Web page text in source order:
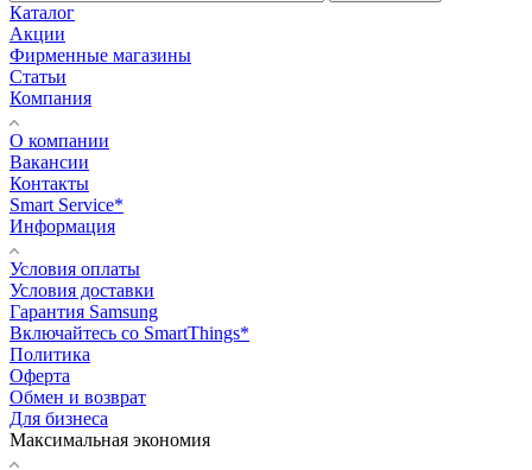
Каталог
Акции
Фирменные магазины
Статьи
Компания
О компании
Вакансии
Контакты
Smart Service*
Информация
Условия оплаты
Условия доставки
Гарантия Samsung
Включайтесь со SmartThings*
Политика
Оферта
Обмен и возврат
Для бизнеса
Максимальная экономия